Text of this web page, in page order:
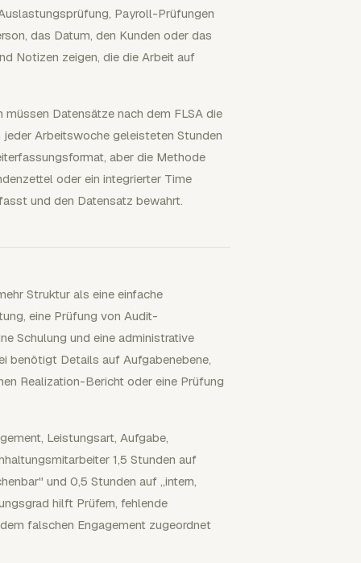
Payroll-Prüfungen
das Datum, den Kunden oder das
Notizen zeigen, die die Arbeit auf
Datensätze nach dem FLSA die
Arbeitswoche geleisteten Stunden
aber die Methode
oder ein integrierter Time
und den Datensatz bewahrt.
Struktur als eine einfache
eine Prüfung von Audit-
Schulung und eine administrative
benötigt Details auf Aufgabenebene,
Realization-Bericht oder eine Prüfung
Leistungsart, Aufgabe,
1,5 Stunden auf
und 0,5 Stunden auf „intern,
hilft Prüfern, fehlende
falschen Engagement zugeordnet